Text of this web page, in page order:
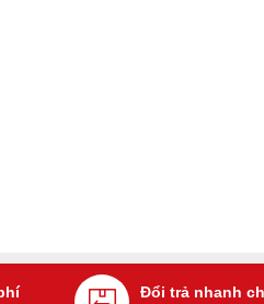
Đổi trả nhanh